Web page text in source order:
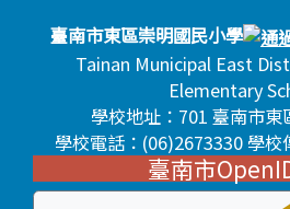
頁尾區域內容
臺南市東區崇明國民小學
Tainan Municipal East
Elementary
學校地址：701 臺南市
學校電話：(06)2673330 學
臺南市